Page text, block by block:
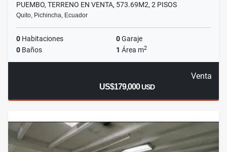
PUEMBO, TERRENO EN VENTA, 573.69M2, 2 PISOS
Quito, Pichincha, Ecuador
0 Habitaciones 0Garaje
0 Baños 1 Área m2
Venta
US$179,000USD